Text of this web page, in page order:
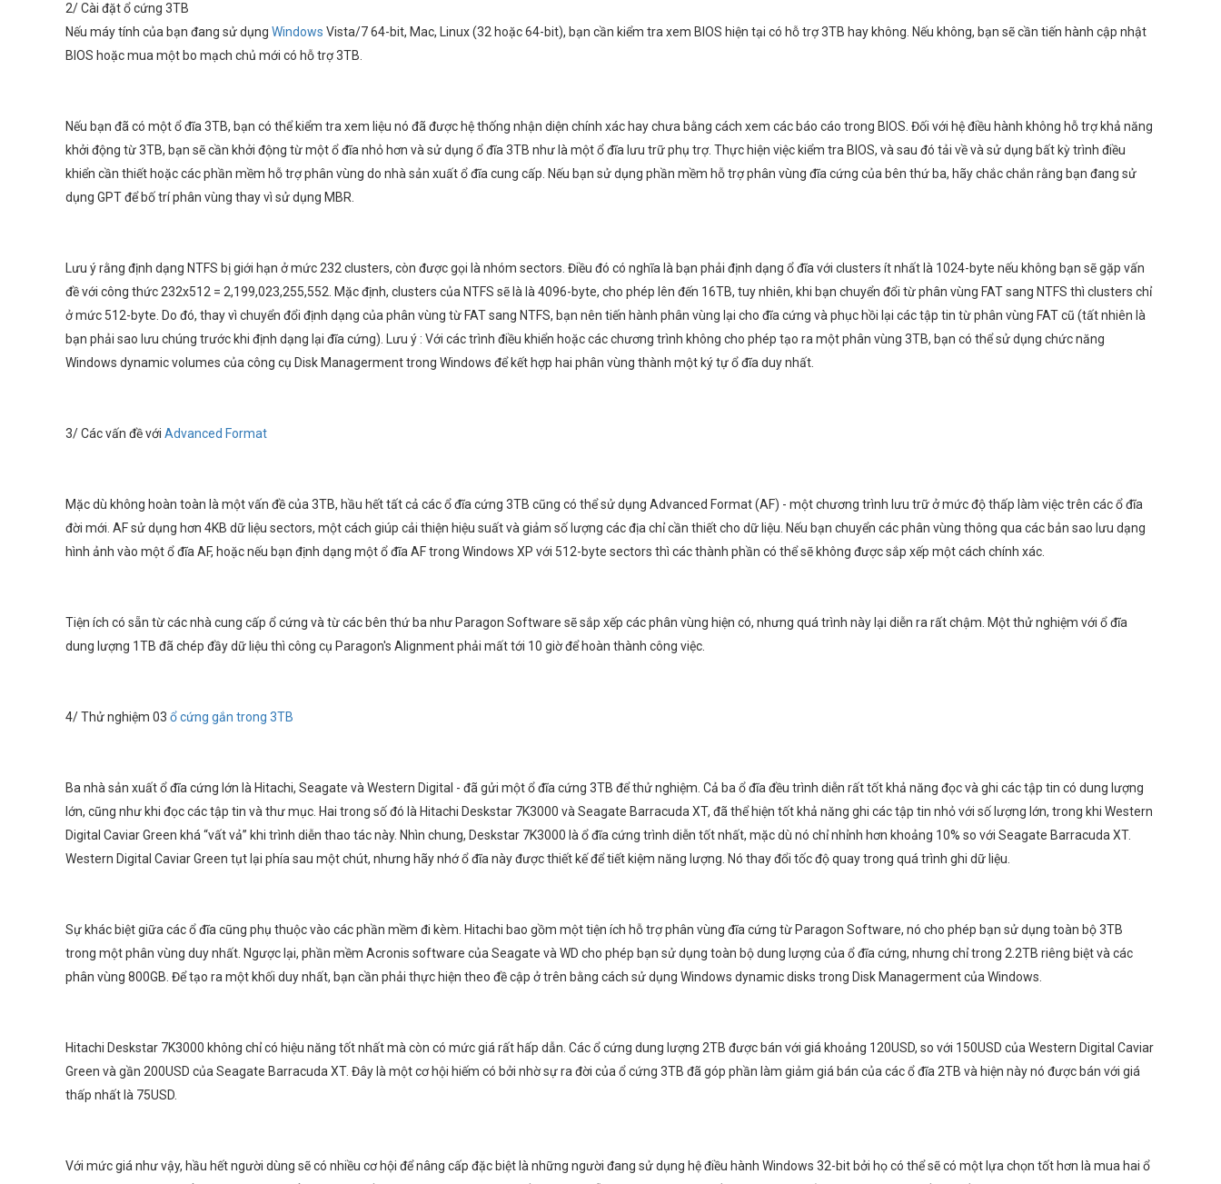
2/ Cài đặt ổ cứng 3TB
Nếu máy tính của bạn đang sử dụng Windows Vista/7 64-bit, Mac, Linux (32 hoặc 64-bit), bạn cần kiểm tra xem BIOS hiện tại có hỗ trợ 3TB hay không. Nếu không, bạn sẽ cần tiến hành cập nhật
BIOS hoặc mua một bo mạch chủ mới có hỗ trợ 3TB.
Nếu bạn đã có một ổ đĩa 3TB, bạn có thể kiểm tra xem liệu nó đã được hệ thống nhận diện chính xác hay chưa bằng cách xem các báo cáo trong BIOS. Đối với hệ điều hành không hỗ trợ khả năng
khởi động từ 3TB, bạn sẽ cần khởi động từ một ổ đĩa nhỏ hơn và sử dụng ổ đĩa 3TB như là một ổ đĩa lưu trữ phụ trợ. Thực hiện việc kiểm tra BIOS, và sau đó tải về và sử dụng bất kỳ trình điều
khiển cần thiết hoặc các phần mềm hỗ trợ phân vùng do nhà sản xuất ổ đĩa cung cấp. Nếu bạn sử dụng phần mềm hỗ trợ phân vùng đĩa cứng của bên thứ ba, hãy chắc chắn rằng bạn đang sử
dụng GPT để bố trí phân vùng thay vì sử dụng MBR.
Lưu ý rằng định dạng NTFS bị giới hạn ở mức 232 clusters, còn được gọi là nhóm sectors. Điều đó có nghĩa là bạn phải định dạng ổ đĩa với clusters ít nhất là 1024-byte nếu không bạn sẽ gặp vấn
đề với công thức 232x512 = 2,199,023,255,552. Mặc định, clusters của NTFS sẽ là là 4096-byte, cho phép lên đến 16TB, tuy nhiên, khi bạn chuyển đổi từ phân vùng FAT sang NTFS thì clusters chỉ
ở mức 512-byte. Do đó, thay vì chuyển đổi định dạng của phân vùng từ FAT sang NTFS, bạn nên tiến hành phân vùng lại cho đĩa cứng và phục hồi lại các tập tin từ phân vùng FAT cũ (tất nhiên là
bạn phải sao lưu chúng trước khi định dạng lại đĩa cứng). Lưu ý : Với các trình điều khiển hoặc các chương trình không cho phép tạo ra một phân vùng 3TB, bạn có thể sử dụng chức năng
Windows dynamic volumes của công cụ Disk Managerment trong Windows để kết hợp hai phân vùng thành một ký tự ổ đĩa duy nhất.
3/ Các vấn đề với Advanced Format
Mặc dù không hoàn toàn là một vấn đề của 3TB, hầu hết tất cả các ổ đĩa cứng 3TB cũng có thể sử dụng Advanced Format (AF) - một chương trình lưu trữ ở mức độ thấp làm việc trên các ổ đĩa
đời mới. AF sử dụng hơn 4KB dữ liệu sectors, một cách giúp cải thiện hiệu suất và giảm số lượng các địa chỉ cần thiết cho dữ liệu. Nếu bạn chuyển các phân vùng thông qua các bản sao lưu dạng
hình ảnh vào một ổ đĩa AF, hoặc nếu bạn định dạng một ổ đĩa AF trong Windows XP với 512-byte sectors thì các thành phần có thể sẽ không được sắp xếp một cách chính xác.
Tiện ích có sẵn từ các nhà cung cấp ổ cứng và từ các bên thứ ba như Paragon Software sẽ sắp xếp các phân vùng hiện có, nhưng quá trình này lại diễn ra rất chậm. Một thử nghiệm với ổ đĩa
dung lượng 1TB đã chép đầy dữ liệu thì công cụ Paragon's Alignment phải mất tới 10 giờ để hoàn thành công việc.
4/ Thử nghiệm 03 ổ cứng gắn trong 3TB
Ba nhà sản xuất ổ đĩa cứng lớn là Hitachi, Seagate và Western Digital - đã gửi một ổ đĩa cứng 3TB để thử nghiệm. Cả ba ổ đĩa đều trình diễn rất tốt khả năng đọc và ghi các tập tin có dung lượng
lớn, cũng như khi đọc các tập tin và thư mục. Hai trong số đó là Hitachi Deskstar 7K3000 và Seagate Barracuda XT, đã thể hiện tốt khả năng ghi các tập tin nhỏ với số lượng lớn, trong khi Western
Digital Caviar Green khá “vất vả” khi trình diễn thao tác này. Nhìn chung, Deskstar 7K3000 là ổ đĩa cứng trình diễn tốt nhất, mặc dù nó chỉ nhỉnh hơn khoảng 10% so với Seagate Barracuda XT.
Western Digital Caviar Green tụt lại phía sau một chút, nhưng hãy nhớ ổ đĩa này được thiết kế để tiết kiệm năng lượng. Nó thay đổi tốc độ quay trong quá trình ghi dữ liệu.
Sự khác biệt giữa các ổ đĩa cũng phụ thuộc vào các phần mềm đi kèm. Hitachi bao gồm một tiện ích hỗ trợ phân vùng đĩa cứng từ Paragon Software, nó cho phép bạn sử dụng toàn bộ 3TB
trong một phân vùng duy nhất. Ngược lại, phần mềm Acronis software của Seagate và WD cho phép bạn sử dụng toàn bộ dung lượng của ổ đĩa cứng, nhưng chỉ trong 2.2TB riêng biệt và các
phân vùng 800GB. Để tạo ra một khối duy nhất, bạn cần phải thực hiện theo đề cập ở trên bằng cách sử dụng Windows dynamic disks trong Disk Managerment của Windows.
Hitachi Deskstar 7K3000 không chỉ có hiệu năng tốt nhất mà còn có mức giá rất hấp dẫn. Các ổ cứng dung lượng 2TB được bán với giá khoảng 120USD, so với 150USD của Western Digital Caviar
Green và gần 200USD của Seagate Barracuda XT. Đây là một cơ hội hiếm có bởi nhờ sự ra đời của ổ cứng 3TB đã góp phần làm giảm giá bán của các ổ đĩa 2TB và hiện này nó được bán với giá
thấp nhất là 75USD.
Với mức giá như vậy, hầu hết người dùng sẽ có nhiều cơ hội để nâng cấp đặc biệt là những người đang sử dụng hệ điều hành Windows 32-bit bởi họ có thể sẽ có một lựa chọn tốt hơn là mua hai ổ